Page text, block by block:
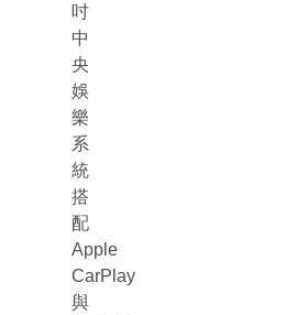
吋
中
央
娛
樂
系
統
搭
配
Apple
CarPlay
與